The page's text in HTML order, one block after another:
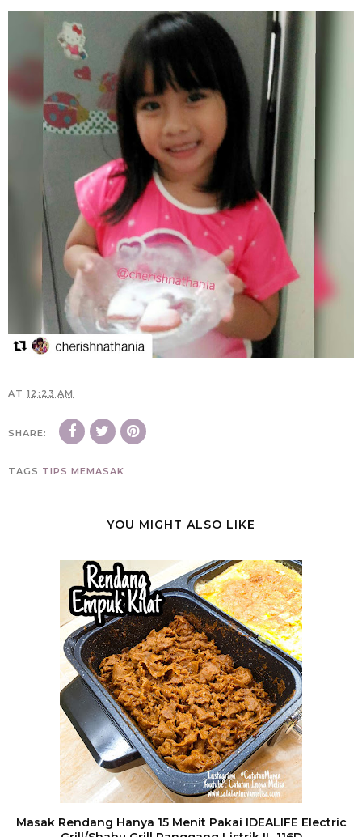
AT 12:23 AM
SHARE:
TAGS TIPS MEMASAK
YOU MIGHT ALSO LIKE
Masak Rendang Hanya 15 Menit Pakai IDEALIFE Electric